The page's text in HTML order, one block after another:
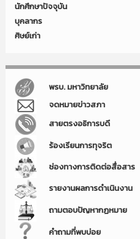
นักศึกษาปัจจุบัน
บุคลากร
ศิษย์เก่า
พรบ. มหาวิทยาลัย
จดหมายข่าวสภา
สายตรงอธิการบดี
ร้องเรียนการทุจริต
ช่องทางการติดต่อสื่อสาร
รายงานผลการดำเนินงาน
ถามตอบปัญหากฏหมาย
คำถามที่พบบ่อย